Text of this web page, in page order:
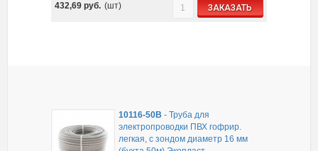
432,69руб. (шт) ЗАКАЗАТЬ
10116-50B -Труба для
электропроводки ПВХ гофрир.
легкая, с зондом диаметр 16 мм